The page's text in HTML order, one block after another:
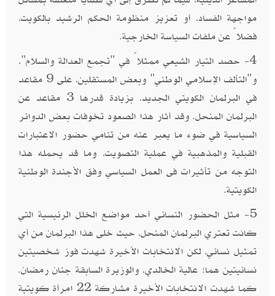
مواجهة الفساد، أو تعزيز منظومة الحكم الرشيد بالكويت،
فضلاً عن ملفات السياسة الخارجية.
4- حصد التيار الشيعي ممثلاً في "تجمع العدالة والسلام"،
و"التآلف الإسلامي الوطني" وبعض المستقلين، على 9 مقاعد
في البرلمان الكويتي الجديد، بزيادة قدرها 3 مقاعد عن
البرلمان المنحل. وقد أثار هذا الصعود تخوفات بعض الدوائر
السياسية في ضوء ما يعبر عنه من تنامي حضور الاعتبارات
القبلية والمذهبية في عملية التصويت، وما قد يحمله هذا
التوجه من تأثيرات فى العمل السياسي وفق الأجندة الوطنية
الكويتية.
5- مثل الحضور النسائي أحد مواضع الخلل الرئيسية التي
كانت تعتري البرلمان المنحل، حيث خلى هذا البرلمان من أي
تمثيل نسائي، لكن الانتخابات الأخيرة شهدت فوز شخصيتين
نسائيتين هما: عالية الخالدي، والوزيرة السابقة جنان رمضان.
كما شهدت الانتخابات الأخيرة مشاركة 22 امرأة كويتية